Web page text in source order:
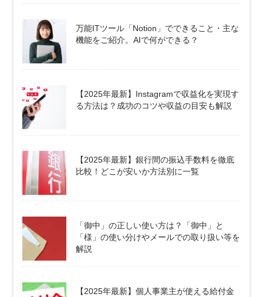
万能ITツール「Notion」でできること・主な
機能をご紹介。AIで何ができる？
【2025年最新】Instagramで収益化を実現す
る方法は？成功のコツや収益の目安も解説
【2025年最新】銀行間の振込手数料を徹底
比較！どこが安いか方法別に一覧
「御中」の正しい使い方は？「御中」と
「様」の使い分けやメールでの取り扱い等を
解説
【2025年最新】個人事業主が使える給付金